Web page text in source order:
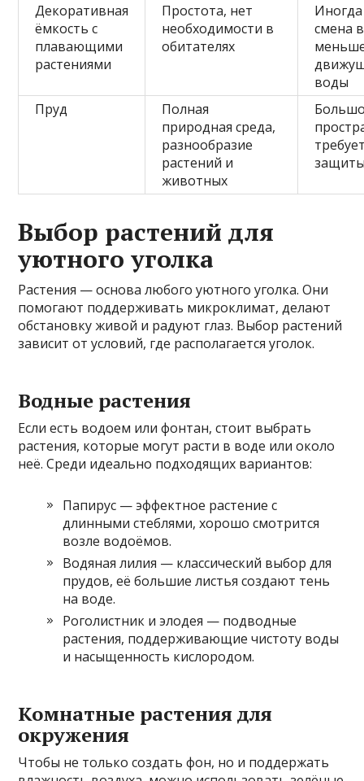
Декоративная
ёмкость с
плавающими
растениями
Простота, нет
необходимости в
обитателях
смена
воды
Пруд
Полная
природная среда,
разнообразие
растений и
животных
Выбор растений для
уютного уголка
Растения — основа любого уютного уголка. Они
помогают поддерживать микроклимат, делают
обстановку живой и радуют глаз. Выбор растений
зависит от условий, где располагается уголок.
Водные растения
Если есть водоем или фонтан, стоит выбрать
растения, которые могут расти в воде или около
неё. Среди идеально подходящих вариантов:
Папирус — эффектное растение с
длинными стеблями, хорошо смотрится
возле водоёмов.
Водяная лилия — классический выбор для
прудов, её большие листья создают тень
на воде.
Роголистник и элодея — подводные
растения, поддерживающие чистоту воды
и насыщенность кислородом.
Комнатные растения для
окружения
Чтобы не только создать фон, но и поддержать